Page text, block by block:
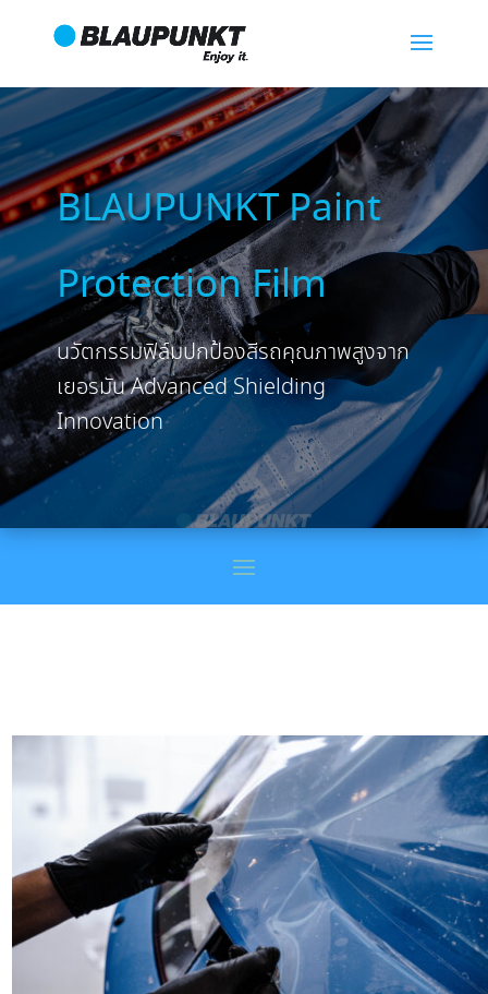
BLAUPUNKT Paint
Protection Film
นวัตกรรมฟิล์มปกป้องสีรถคุณภาพสูงจาก
เยอรมัน Advanced Shielding
Innovation